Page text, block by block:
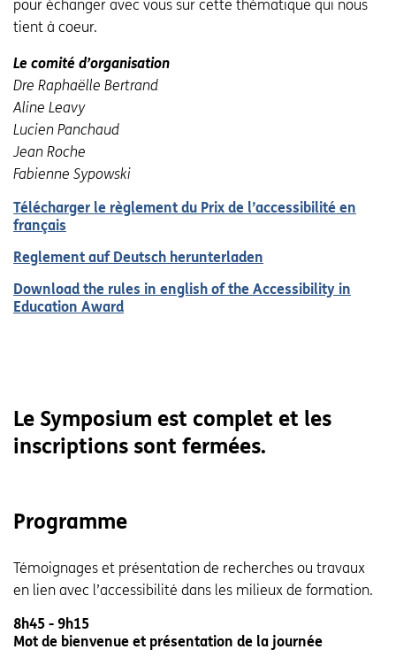
pour échanger avec vous sur cette thématique qui nous
tient à coeur.
Le comité d’organisation
Dre Raphaëlle Bertrand
Aline Leavy
Lucien Panchaud
Jean Roche
Fabienne Sypowski
Télécharger le règlement du Prix de l’accessibilité en
français
Reglement auf Deutsch herunterladen
Download the rules in english of the Accessibility in
Education Award
Le Symposium est complet et les
inscriptions sont fermées.
Programme
Témoignages et présentation de recherches ou travaux
en lien avec l’accessibilité dans les milieux de formation.
8h45 - 9h15
Mot de bienvenue et présentation de la journée